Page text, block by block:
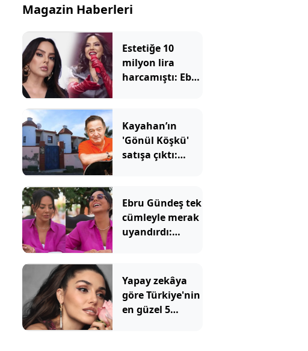
Magazin Haberleri
Estetiğe 10
milyon lira
harcamıştı: Ebru
şaşırttı
Kayahan’ın
'Gönül Köşkü'
satışa çıktı:
rakam
Ebru Gündeş tek
cümleyle merak
uyandırdı:
tutuldu
Yapay zekâya
göre Türkiye'nin
en güzel 5